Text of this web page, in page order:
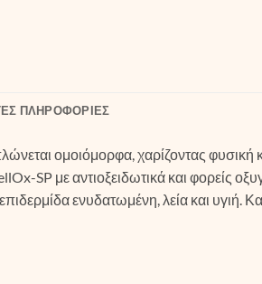
ΠΛΗΡΟΦΟΡΊΕΣ
ομοιόμορφα, χαρίζοντας
SP με αντιοξειδωτικά και φορείς
ενυδατωμένη, λεία και υγιή.